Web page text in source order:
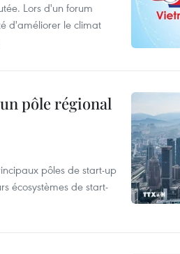
Lors d'un forum
d'améliorer le climat
pôle régional
pôles de start-up
écosystèmes de start-